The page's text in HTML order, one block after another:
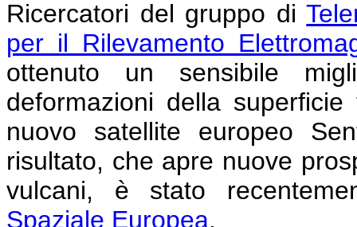
Ricercatori del gruppo di
per il Rilevamento
ottenuto un sensibile
deformazioni della
nuovo satellite europeo
risultato, che apre nuove
vulcani, è stato
Spaziale Europea.